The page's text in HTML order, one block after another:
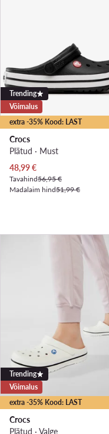
extra -35% Kood: LAST
Trending
Võimalus
Crocs
Plätud · Must
Praegune hind
48,99€
Tavahind56,95 €
Madalaim hind51,99 €
extra -35% Kood: LAST
Trending
Võimalus
Crocs
Plätud · Valge